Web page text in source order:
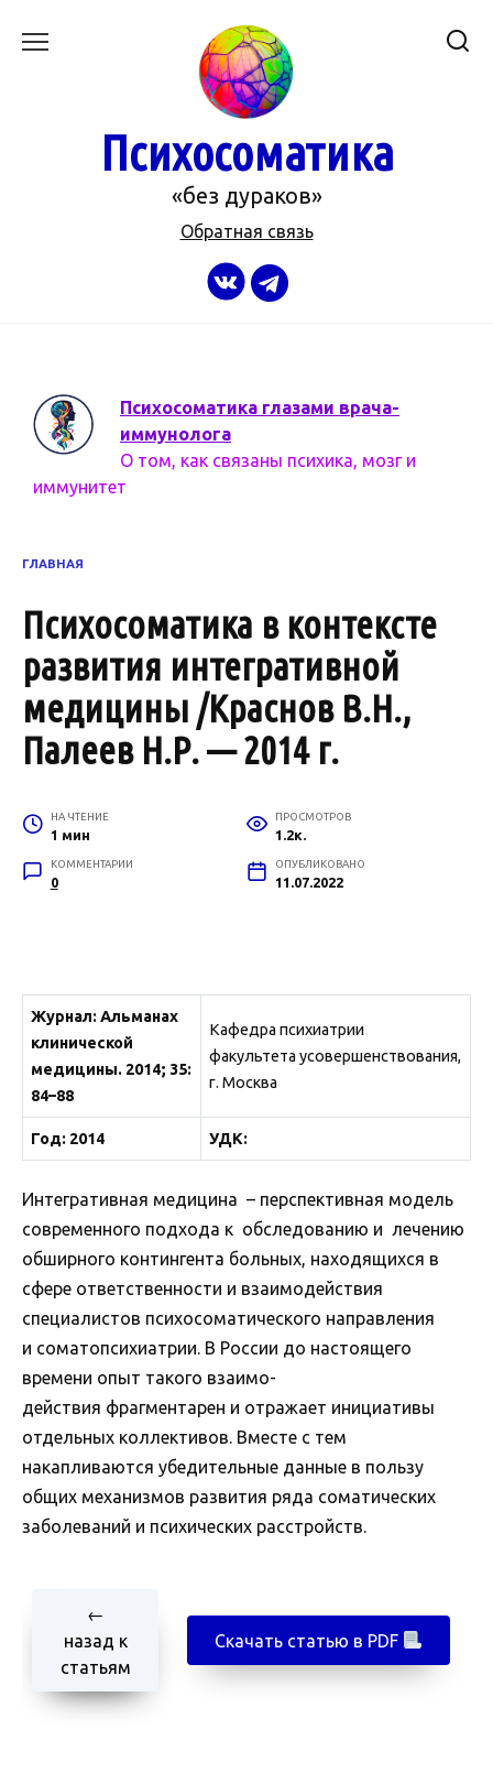
Психосоматика
«без дураков»
Обратная связь
Психосоматика глазами врача-
иммунолога
О том, как связаны психика, мозг и
иммунитет
ГЛАВНАЯ
Психосоматика в контексте
развития интегративной
медицины /Краснов В.Н.,
Палеев Н.Р. — 2014 г.
НА ЧТЕНИЕ
1 мин
ПРОСМОТРОВ
1.2к.
КОММЕНТАРИИ
0
ОПУБЛИКОВАНО
11.07.2022
Журнал: Альманах
клинической
медицины. 2014; 35:
84–88
Кафедра психиатрии
факультета усовершенствования,
г. Москва
Год: 2014 УДК:
Интегративная медицина – перспективная модель
современного подхода к обследованию и лечению
обширного контингента больных, находящихся в
сфере ответственности и взаимодействия
специалистов психосоматического направления
и соматопсихиатрии. В России до настоящего
времени опыт такого взаимо-
действия фрагментарен и отражает инициативы
отдельных коллективов. Вместе с тем
накапливаются убедительные данные в пользу
общих механизмов развития ряда соматических
заболеваний и психических расстройств.
←
назад к
статьям
Скачать статью в PDF